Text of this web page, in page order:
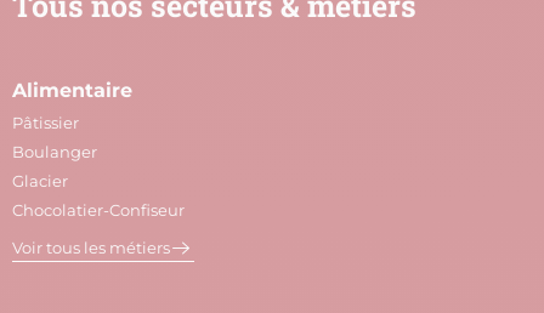
Alimentaire
Pâtissier
Boulanger
Glacier
Chocolatier-Confiseur
Voir tous les métiers